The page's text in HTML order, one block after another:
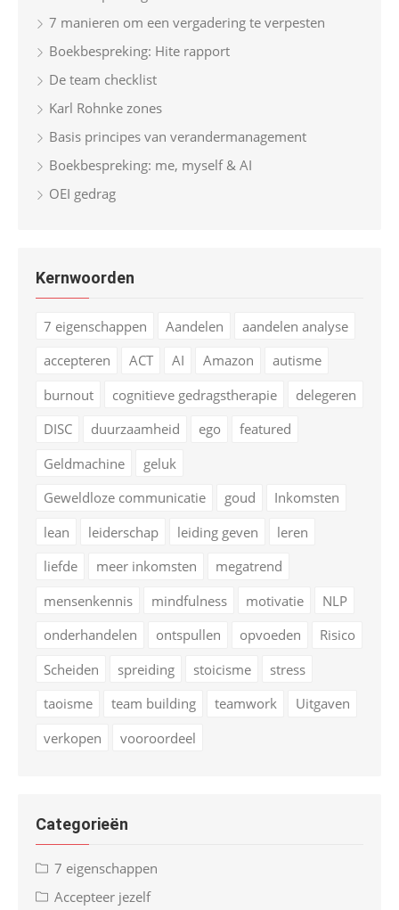
7 manieren om een vergadering te verpesten
Boekbespreking: Hite rapport
De team checklist
Karl Rohnke zones
Basis principes van verandermanagement
Boekbespreking: me, myself & AI
OEI gedrag
Kernwoorden
7 eigenschappen Aandelen
aandelen analyse
accepteren
ACT AI Amazon
autisme
burnout
cognitieve gedragstherapie
delegeren
DISC
duurzaamheid ego
featured
Geldmachine
geluk
Geweldloze communicatie
goud
Inkomsten
lean
leiderschap leiding geven
leren
liefde
meer inkomsten
megatrend
mensenkennis
mindfulness motivatie
NLP
onderhandelen
ontspullen opvoeden
Risico
Scheiden
spreiding stoicisme
stress
taoisme
team building teamwork
Uitgaven
verkopen
vooroordeel
Categorieën
7 eigenschappen
Accepteer jezelf